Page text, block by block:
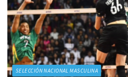
SELECCIÓN NACIONAL MASCULINA